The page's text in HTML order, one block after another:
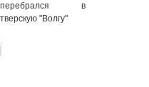
перебрался в
тверскую "Волгу"